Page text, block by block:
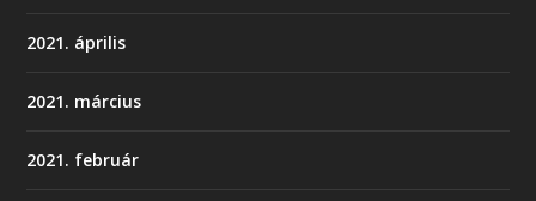
2021. április
2021. március
2021. február